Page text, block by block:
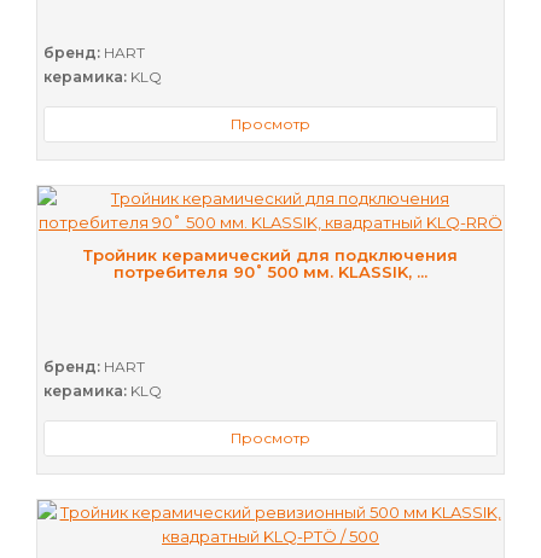
бренд: HART
керамика: KLQ
Просмотр
Тройник керамический для подключения
потребителя 90˚ 500 мм. KLASSIK, ...
бренд: HART
керамика: KLQ
Просмотр